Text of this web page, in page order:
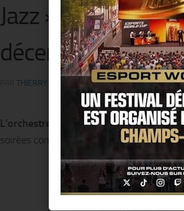
Jazz » les jeudi
décembre
THIERRY KER · PUBLIÉ18 DÉCEMBRE 2014·
L’orchestre résidentdu Petit Journal
soirées consécutives autour desgrands